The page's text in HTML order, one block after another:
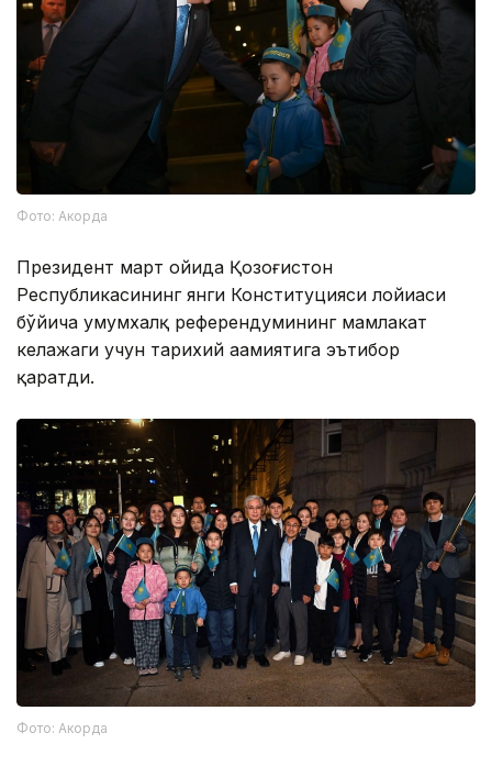
Фото: Акорда
Президент март ойида Қозоғистон
Республикасининг янги Конституцияси лойиҳаси
бўйича умумхалқ референдумининг мамлакат
келажаги учун тарихий аҳамиятига эътибор
қаратди.
Фото: Акорда